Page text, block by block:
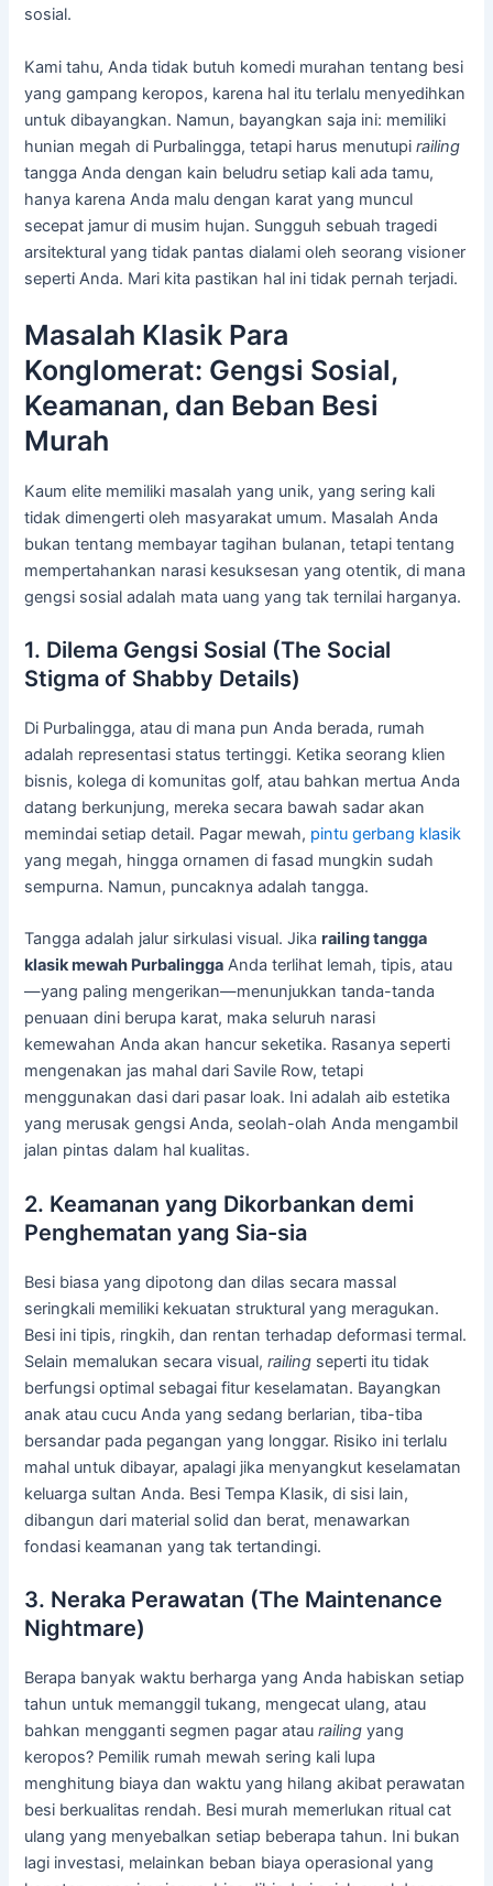
sosial.
Kami tahu, Anda tidak butuh komedi murahan tentang besi
yang gampang keropos, karena hal itu terlalu menyedihkan
untuk dibayangkan. Namun, bayangkan saja ini: memiliki
hunian megah di Purbalingga, tetapi harus menutupirailing
tangga Anda dengan kain beludru setiap kali ada tamu,
hanya karena Anda malu dengan karat yang muncul
secepat jamur di musim hujan. Sungguh sebuah tragedi
arsitektural yang tidak pantas dialami oleh seorang visioner
seperti Anda. Mari kita pastikan hal ini tidak pernah terjadi.
Masalah Klasik Para
Konglomerat: Gengsi Sosial,
Keamanan, dan Beban Besi
Murah
Kaum elite memiliki masalah yang unik, yang sering kali
tidak dimengerti oleh masyarakat umum. Masalah Anda
bukan tentang membayar tagihan bulanan, tetapi tentang
mempertahankan narasi kesuksesan yang otentik, di mana
gengsi sosial adalah mata uang yang tak ternilai harganya.
1. Dilema Gengsi Sosial (The Social
Stigma of Shabby Details)
Di Purbalingga, atau di mana pun Anda berada, rumah
adalah representasi status tertinggi. Ketika seorang klien
bisnis, kolega di komunitas golf, atau bahkan mertua Anda
datang berkunjung, mereka secara bawah sadar akan
memindai setiap detail. Pagar mewah, pintu gerbang klasik
yang megah, hingga ornamen di fasad mungkin sudah
sempurna. Namun, puncaknya adalah tangga.
Tangga adalah jalur sirkulasi visual. Jikarailing tangga
klasik mewah Purbalingga Anda terlihat lemah, tipis, atau
—yang paling mengerikan—menunjukkan tanda-tanda
penuaan dini berupa karat, maka seluruh narasi
kemewahan Anda akan hancur seketika. Rasanya seperti
mengenakan jas mahal dari Savile Row, tetapi
menggunakan dasi dari pasar loak. Ini adalah aib estetika
yang merusak gengsi Anda, seolah-olah Anda mengambil
jalan pintas dalam hal kualitas.
2. Keamanan yang Dikorbankan demi
Penghematan yang Sia-sia
Besi biasa yang dipotong dan dilas secara massal
seringkali memiliki kekuatan struktural yang meragukan.
Besi ini tipis, ringkih, dan rentan terhadap deformasi termal.
Selain memalukan secara visual,railing seperti itu tidak
berfungsi optimal sebagai fitur keselamatan. Bayangkan
anak atau cucu Anda yang sedang berlarian, tiba-tiba
bersandar pada pegangan yang longgar. Risiko ini terlalu
mahal untuk dibayar, apalagi jika menyangkut keselamatan
keluarga sultan Anda. Besi Tempa Klasik, di sisi lain,
dibangun dari material solid dan berat, menawarkan
fondasi keamanan yang tak tertandingi.
3. Neraka Perawatan (The Maintenance
Nightmare)
Berapa banyak waktu berharga yang Anda habiskan setiap
tahun untuk memanggil tukang, mengecat ulang, atau
bahkan mengganti segmen pagar ataurailing yang
keropos? Pemilik rumah mewah sering kali lupa
menghitung biaya dan waktu yang hilang akibat perawatan
besi berkualitas rendah. Besi murah memerlukan ritual cat
ulang yang menyebalkan setiap beberapa tahun. Ini bukan
lagi investasi, melainkan beban biaya operasional yang